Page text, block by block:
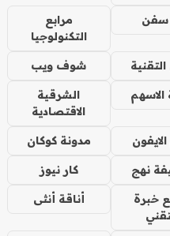
سفن
مرابع
التكنولوجيا
شوف ويب
الاسهم
الشرقية
الاقتصادية
مدونة كوكان
نهج كار نيوز
خبرة
أناقة أنثى